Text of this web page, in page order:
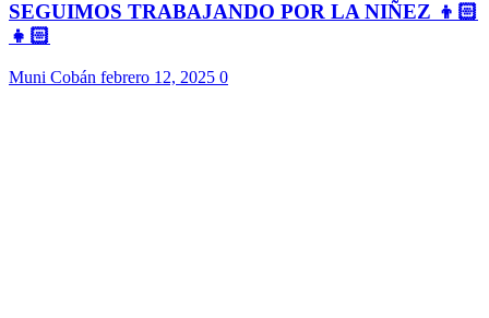
SEGUIMOS TRABAJANDO POR LA NIÑEZ 👦🏻
👧🏻
Muni Cobán febrero 12, 2025 0